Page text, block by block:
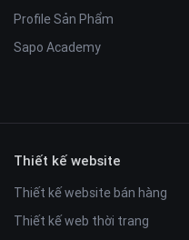
Profile Sản Phẩm
Sapo Academy
Thiết kế website
Thiết kế website bán hàng
Thiết kế web thời trang